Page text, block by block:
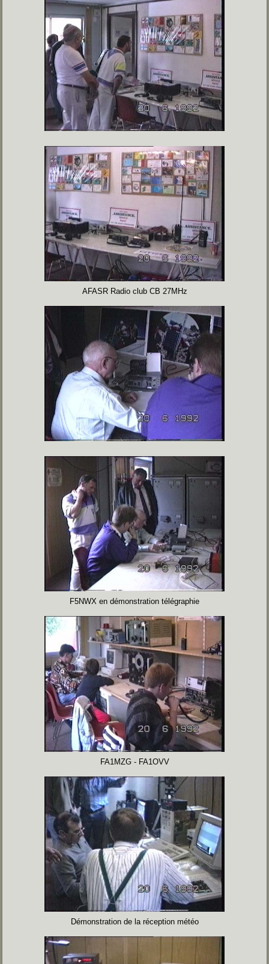
AFASR Radio club CB 27MHz
F5NWX en démonstration télégraphie
FA1MZG - FA1OVV
Démonstration de la réception météo